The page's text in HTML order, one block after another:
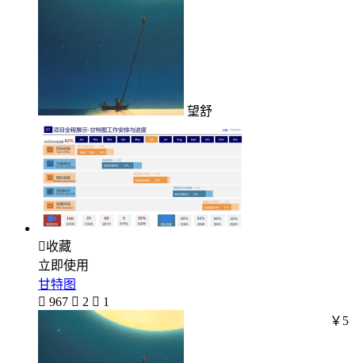
望舒
收藏
立即使用
甘特图
 967  2  1
￥5